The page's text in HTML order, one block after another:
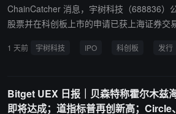
无限资源才能维持算力账单的不可持续公司
成果”。此前Ed Zitron在 8 月 4 日 的报告中
0% 以上。微软在财报中亦披露，截至 6 月
ChainCatcher 消息，宇树科技（688836）
股票并在科创板上市的申请已获上海证券交
和网上发行相结合的方式，拟公开发行新股
行人管理层主要成员和保荐人(主承销商)相
1 天前 宇树科技 IPO 科创板 发行
Bitget UEX 日报｜贝森特称霍尔木兹
即将达成；道指标普再创新高；Circle